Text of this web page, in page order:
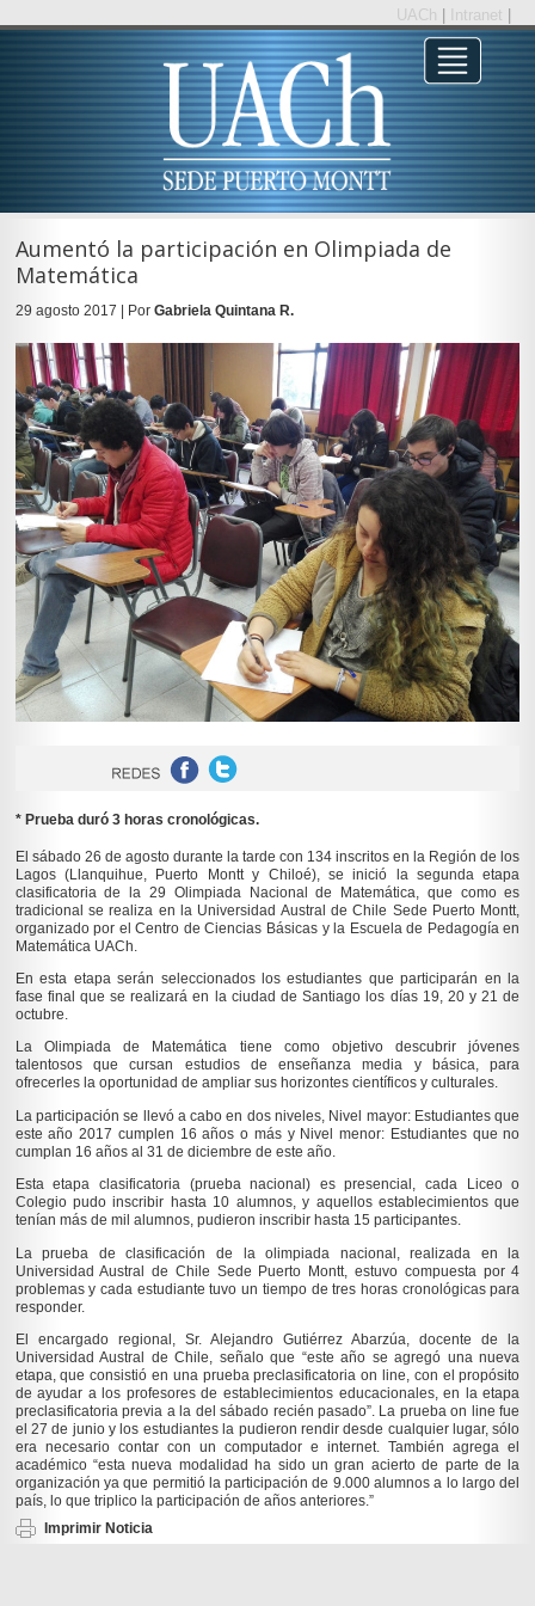
UACh Intranet
Aumentó la participación en Olimpiada de
Matemática
29 agosto 2017 | Por Gabriela Quintana R.
* Prueba duró 3 horas cronológicas.
El sábado 26 de agosto durante la tarde con 134 inscritos en la Región de los
Lagos (Llanquihue, Puerto Montt y Chiloé), se inició la segunda etapa
clasificatoria de la 29 Olimpiada Nacional de Matemática, que como es
tradicional se realiza en la Universidad Austral de Chile Sede Puerto Montt,
organizado por el Centro de Ciencias Básicas y la Escuela de Pedagogía en
Matemática UACh.
En esta etapa serán seleccionados los estudiantes que participarán en la
fase final que se realizará en la ciudad de Santiago los días 19, 20 y 21 de
octubre.
La Olimpiada de Matemática tiene como objetivo descubrir jóvenes
talentosos que cursan estudios de enseñanza media y básica, para
ofrecerles la oportunidad de ampliar sus horizontes científicos y culturales.
La participación se llevó a cabo en dos niveles, Nivel mayor: Estudiantes que
este año 2017 cumplen 16 años o más y Nivel menor: Estudiantes que no
cumplan 16 años al 31 de diciembre de este año.
Esta etapa clasificatoria (prueba nacional) es presencial, cada Liceo o
Colegio pudo inscribir hasta 10 alumnos, y aquellos establecimientos que
tenían más de mil alumnos, pudieron inscribir hasta 15 participantes.
La prueba de clasificación de la olimpiada nacional, realizada en la
Universidad Austral de Chile Sede Puerto Montt, estuvo compuesta por 4
problemas y cada estudiante tuvo un tiempo de tres horas cronológicas para
responder.
El encargado regional, Sr. Alejandro Gutiérrez Abarzúa, docente de la
Universidad Austral de Chile, señalo que “este año se agregó una nueva
etapa, que consistió en una prueba preclasificatoria on line, con el propósito
de ayudar a los profesores de establecimientos educacionales, en la etapa
preclasificatoria previa a la del sábado recién pasado”. La prueba on line fue
el 27 de junio y los estudiantes la pudieron rendir desde cualquier lugar, sólo
era necesario contar con un computador e internet. También agrega el
académico “esta nueva modalidad ha sido un gran acierto de parte de la
organización ya que permitió la participación de 9.000 alumnos a lo largo del
país, lo que triplico la participación de años anteriores.”
Imprimir Noticia